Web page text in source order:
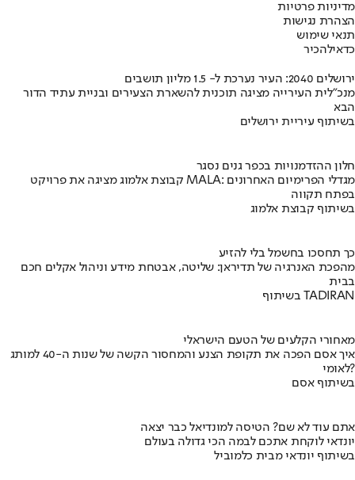
מדיניות פרטיות
הצהרת נגישות
תנאי שימוש
כדאילהכיר
ירושלים 2040: העיר נערכת ל- 1.5 מליון תושבים
מנכ"לית העירייה מציגה תוכנית להשארת הצעירים ובניית עתיד הדור
הבא
בשיתוף עיריית ירושלים
חלון ההזדמנויות בכפר גנים נסגר
קבוצת אלמוג מציגה את פרויקט MALA: מגדלי הפרימיום האחרונים
בפתח תקווה
בשיתוף קבוצת אלמוג
כך תחסכו בחשמל בלי להזיע
מהפכת האנרגיה של תדיראן: שליטה, אבטחת מידע וניהול אקלים חכם
בבית
בשיתוף TADIRAN
מאחורי הקלעים של הטעם הישראלי
איך אסם הפכה את תקופת הצנע והמחסור הקשה של שנות ה-40 למותג
לאומי?
בשיתוף אסם
אתם עוד לא שם? הטיסה למונדיאל כבר יצאה
יונדאי לוקחת אתכם לבמה הכי גדולה בעולם
בשיתוף יונדאי מבית כלמוביל